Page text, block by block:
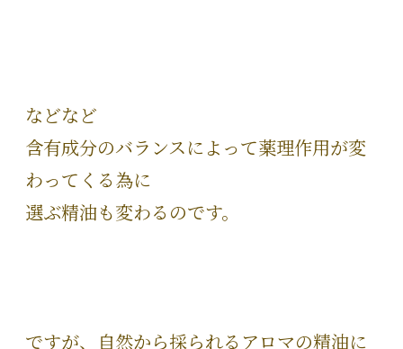
などなど
含有成分のバランスによって薬理作用が変
わってくる為に
選ぶ精油も変わるのです。
ですが、自然から採られるアロマの精油に